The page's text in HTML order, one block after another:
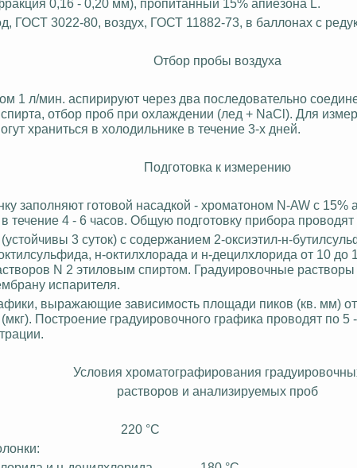
ГОСТ 3022-80, воздух, ГОСТ 11882-73, в баллонах с
Отбор пробы воздуха
1 л/мин. аспирируют через два последовательно
отбор проб при охлаждении (лед + NaCl). Для
храниться в холодильнике в течение 3-х дней.
Подготовка к измерению
заполняют готовой насадкой - хроматоном N-AW с 15%
течение 4 - 6 часов. Общую подготовку прибора проводят
3 суток) с содержанием 2-оксиэтил-н-
н-октилхлорада и н-децилхлорида от 10 до
N 2 этиловым спиртом. Градуировочные
испарителя.
выражающие зависимость площади пиков (кв. мм)
Построение градуировочного графика проводят по 5
Условия хроматографирования
растворов и анализируемых проб
220 °С